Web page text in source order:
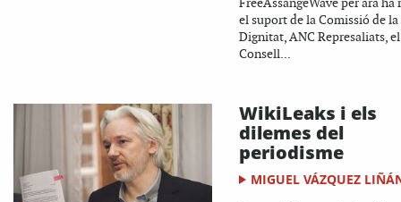
el suport de la Comissió de la
Dignitat, ANC Represaliats, el
Consell...
WikiLeaks i els
dilemes del
periodisme
MIGUEL VÁZQUEZ